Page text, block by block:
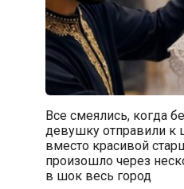
Все смеялись, когда
девушку отправили к
вместо красивой
произошло через
в шок весь город